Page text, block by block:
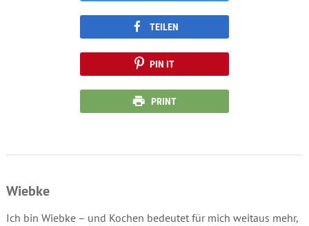
TEILEN
PIN IT
PRINT
Wiebke
Ich bin Wiebke – und Kochen bedeutet für mich weitaus mehr,